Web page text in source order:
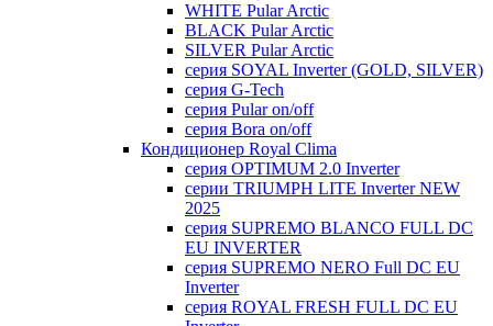
WHITE Pular Arctic
BLACK Pular Arctic
SILVER Pular Arctic
серия SOYAL Inverter (GOLD, SILVER)
серия G-Tech
серия Pular on/off
серия Bora on/off
Кондиционер Royal Clima
серия OPTIMUM 2.0 Inverter
серии TRIUMPH LITE Inverter NEW
2025
серия SUPREMO BLANCO FULL DC
EU INVERTER
серия SUPREMO NERO Full DC EU
Inverter
серия ROYAL FRESH FULL DC EU